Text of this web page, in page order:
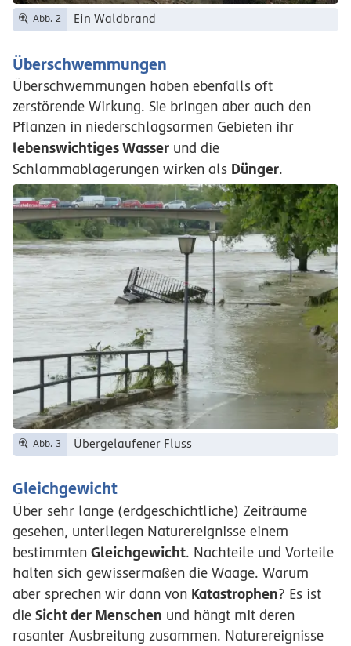
Abb. 2 Ein Waldbrand
Überschwemmungen
Überschwemmungen haben ebenfalls oft
zerstörende Wirkung. Sie bringen aber auch den
Pflanzen in niederschlagsarmen Gebieten ihr
lebenswichtiges Wasser und die
Schlammablagerungen wirken als Dünger.
Abb. 3 Übergelaufener Fluss
Gleichgewicht
Über sehr lange (erdgeschichtliche) Zeiträume
gesehen, unterliegen Naturereignisse einem
bestimmten Gleichgewicht. Nachteile und Vorteile
halten sich gewissermaßen die Waage. Warum
aber sprechen wir dann von Katastrophen? Es ist
die Sicht der Menschen und hängt mit deren
rasanter Ausbreitung zusammen. Naturereignisse